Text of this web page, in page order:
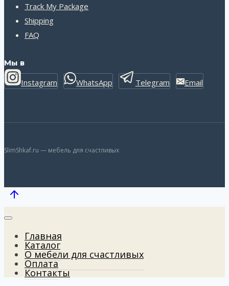
Track My Package
Shipping
FAQ
Мы в
Instagram WhatsApp Telegram Email
SlimShkaf.ru — мебель для счастливых
Главная
Каталог
О мебели для счастливых
Оплата
Контакты